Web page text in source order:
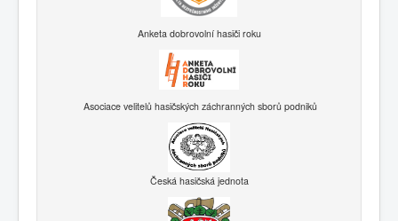
Anketa dobrovolní hasiči roku
Asociace velitelů hasičských záchranných sborů podniků
Česká hasičská jednota